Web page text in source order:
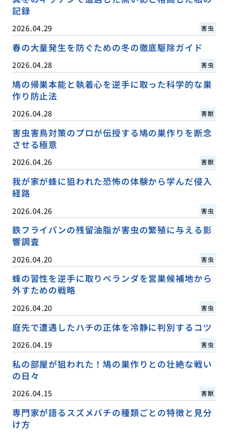
記録
2026.04.29 害虫
春の大量発生を防ぐための冬の徹底駆除ガイド
2026.04.28 害虫
鳩の帰巣本能と執着心を逆手に取った科学的な巣
作り防止法
2026.04.28 害獣
害虫害鳥対策のプロが伝授する鳩の巣作りを断念
させる極意
2026.04.26 害獣
我が家が蜂に狙われた恐怖の体験から学んだ侵入
経路
2026.04.26 害虫
鉄フライパンの残留油脂が害虫の繁殖に与える影
響調査
2026.04.20 害虫
蜂の習性を逆手に取りベランダを営巣候補地から
外すための戦略
2026.04.20 害虫
庭先で遭遇したハチの正体を冷静に判別するコツ
2026.04.19 害虫
私の部屋が狙われた！鳩の巣作りとの壮絶な戦い
の日々
2026.04.15 害獣
専門家が語るスズメバチの種類ごとの特徴と見分
け方